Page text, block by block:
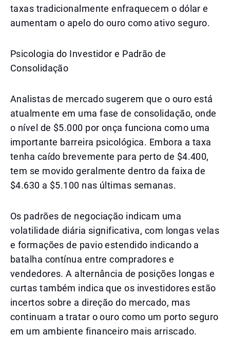
taxas tradicionalmente enfraquecem o dólar e
aumentam o apelo do ouro como ativo seguro.
Psicologia do Investidor e Padrão de
Consolidação
Analistas de mercado sugerem que o ouro está
atualmente em uma fase de consolidação, onde
o nível de $5.000 por onça funciona como uma
importante barreira psicológica. Embora a taxa
tenha caído brevemente para perto de $4.400,
tem se movido geralmente dentro da faixa de
$4.630 a $5.100 nas últimas semanas.
Os padrões de negociação indicam uma
volatilidade diária significativa, com longas velas
e formações de pavio estendido indicando a
batalha contínua entre compradores e
vendedores. A alternância de posições longas e
curtas também indica que os investidores estão
incertos sobre a direção do mercado, mas
continuam a tratar o ouro como um porto seguro
em um ambiente financeiro mais arriscado.